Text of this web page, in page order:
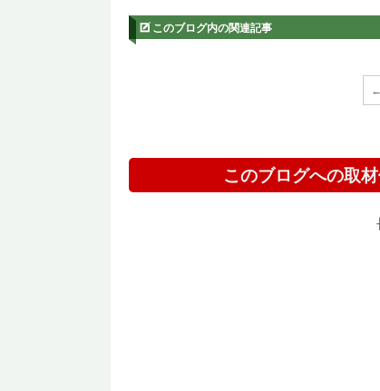
このブログ内の関連記事
このブログへの取